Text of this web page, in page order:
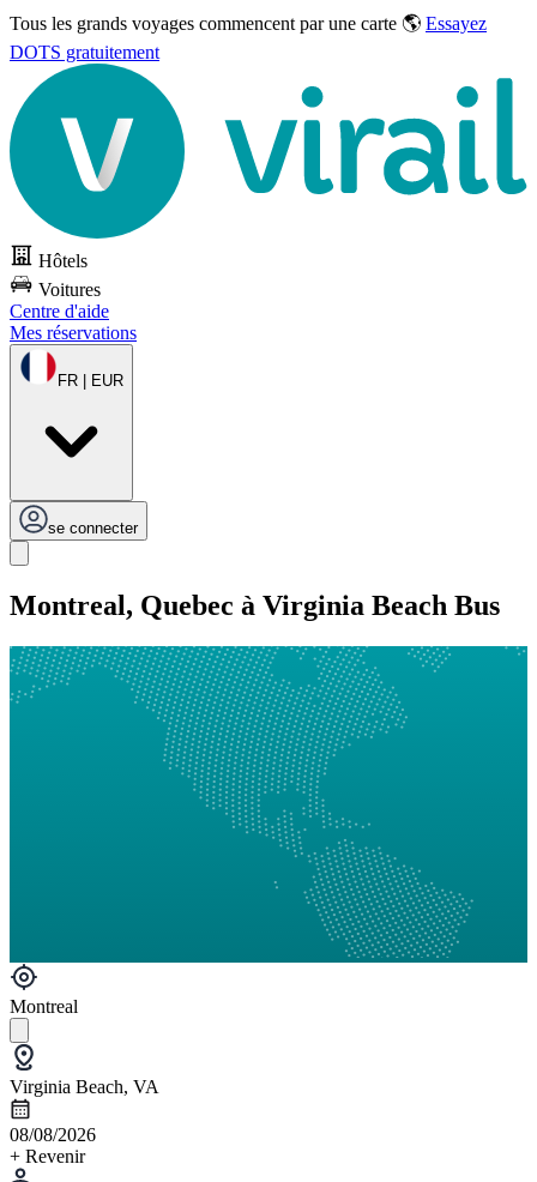
Tous les grands voyages commencent par une carte 🌎 Essayez
DOTS gratuitement
Hôtels
Voitures
Centre d'aide
Mes réservations
FR | EUR
se connecter
Montreal, Quebec à Virginia Beach Bus
Montreal
Virginia Beach, VA
08/08/2026
+ Revenir